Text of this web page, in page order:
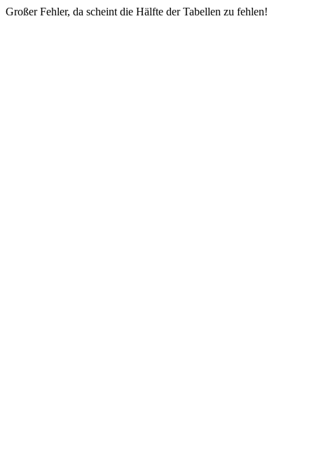
Großer Fehler, da scheint die Hälfte der Tabellen zu fehlen!